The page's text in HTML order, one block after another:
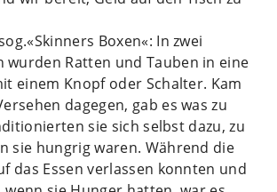
Boxen«: In zwei
wurden Ratten und Tauben in eine
einem Knopf oder Schalter. Kam
dagegen, gab es was zu
sie sich selbst dazu, zu
sie hungrig waren. Während die
das Essen verlassen konnten und